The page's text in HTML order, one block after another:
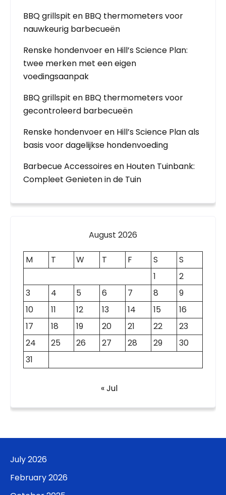
BBQ grillspit en BBQ thermometers voor
nauwkeurig barbecueën
Renske hondenvoer en Hill’s Science Plan:
twee merken met een eigen
voedingsaanpak
BBQ grillspit en BBQ thermometers voor
gecontroleerd barbecueën
Renske hondenvoer en Hill’s Science Plan als
basis voor dagelijkse hondenvoeding
Barbecue Accessoires en Houten Tuinbank:
Compleet Genieten in de Tuin
August 2026
M T W T F S
S
1
2
3
4 5 6 7 8
9
10
11 12 13 14 15
16
17
18 19 20 21 22
23
24
25 26 27 28 29
30
31
« Jul
July 2026
February 2026